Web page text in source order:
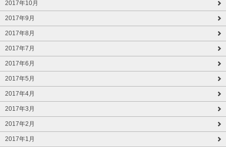
2017年10月
2017年9月
2017年8月
2017年7月
2017年6月
2017年5月
2017年4月
2017年3月
2017年2月
2017年1月